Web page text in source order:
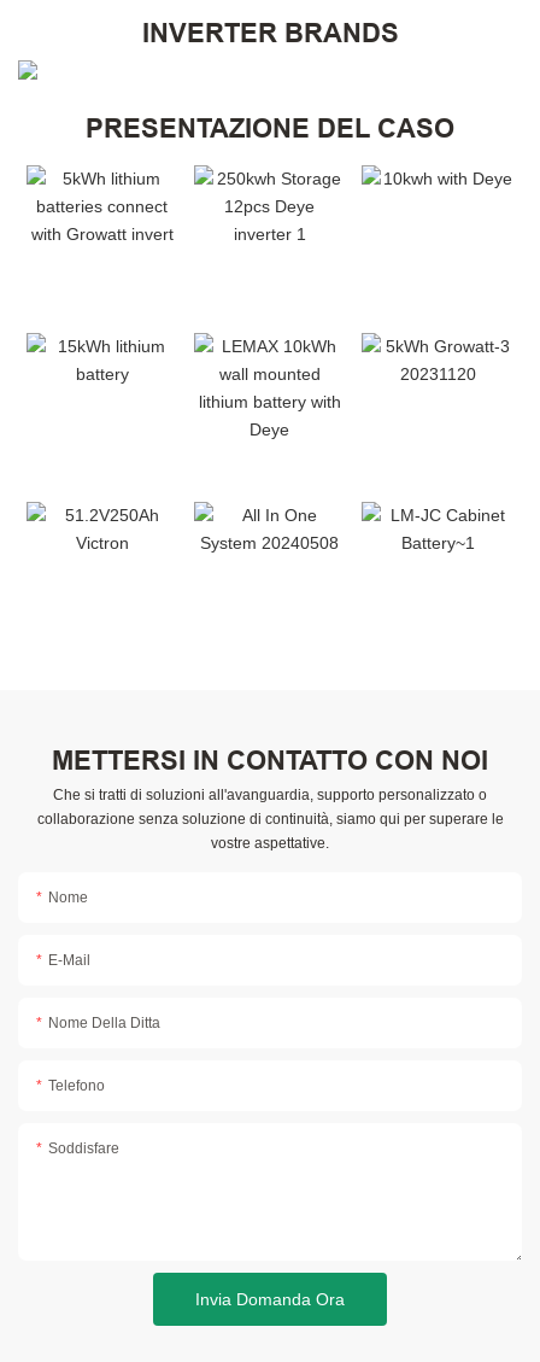
INVERTER BRANDS
PRESENTAZIONE DEL CASO
METTERSI IN CONTATTO CON NOI
Che si tratti di soluzioni all'avanguardia, supporto personalizzato o
collaborazione senza soluzione di continuità, siamo qui per superare le
vostre aspettative.
Nome
E-Mail
Nome Della Ditta
Telefono
Soddisfare
Invia Domanda Ora